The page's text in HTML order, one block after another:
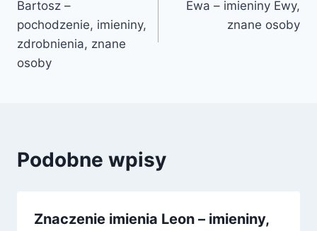
Bartosz –
pochodzenie, imieniny,
zdrobnienia, znane
osoby
Ewa – imieniny Ewy,
znane osoby
Podobne wpisy
Znaczenie imienia Leon – imieniny,